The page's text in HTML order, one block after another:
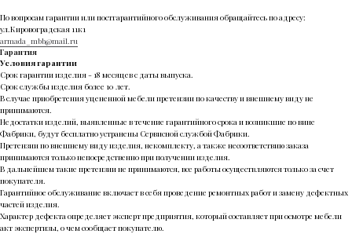
По вопросам гарантии или постгарантийного обслуживания обращайтесь по адресу:
ул.Кировоградская 11к1
armada_mbb@mail.ru
Гарантия
Условия гарантии
Срок гарантии изделия - 18 месяцев с даты выпуска.
Срок службы изделия более 10 лет.
В случае приобретения уцененной мебели претензии по качеству и внешнему виду не
принимаются.
Недостатки изделий, выявленные в течение гарантийного срока и возникшие по вине
Фабрики, будут бесплатно устранены Сервисной службой Фабрики.
Претензии по внешнему виду изделия, некомплекту, а также несоответствию заказа
принимаются только непосредственно при получении изделия.
В дальнейшем такие претензии не принимаются, все работы осуществляются только за счет
покупателя.
Гарантийное обслуживание включает в себя проведение ремонтных работ и замену дефектных
частей изделия.
Характер дефекта определяет эксперт предприятия, который составляет при осмотре мебели
акт экспертизы, о чем сообщает покупателю.